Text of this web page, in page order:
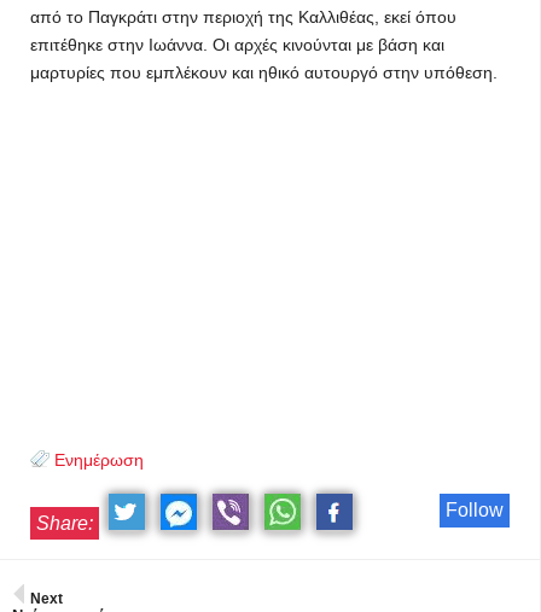
από το Παγκράτι στην περιοχή της Καλλιθέας, εκεί όπου
επιτέθηκε στην Ιωάννα. Οι αρχές κινούνται με βάση και
μαρτυρίες που εμπλέκουν και ηθικό αυτουργό στην υπόθεση.
Ενημέρωση
Follow
Share:
Next